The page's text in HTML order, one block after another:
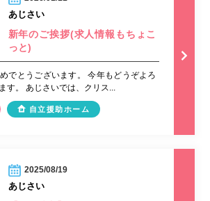
あじさい
新年のご挨拶(求人情報もちょこ
っと)
でとうございます。 今年もどうぞよろ
す。 あじさいでは、クリス...
自立援助ホーム
2025/08/19
あじさい